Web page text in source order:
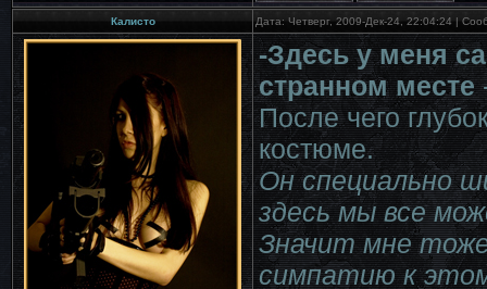
Калисто Дата: Четверг, 2009-Дек-24, 22:04:24 |
-Здесь у меня
странном месте
После чего
костюме.
Он специально
здесь мы все
Значит мне
симпатию к